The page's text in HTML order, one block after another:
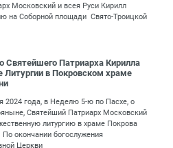
Московский и всея Руси Кирилл
на Соборной площади Свято-Троицкой
Святейшего Патриарха Кирилла
Литургии в Покровском храме
2024 года, в Неделю 5-ю по Пасхе, о
Святейший Патриарх Московский
литургию в храме Покрова
окончании богослужения
Церкви